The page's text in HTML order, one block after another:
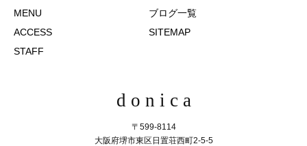
MENU
ACCESS
STAFF
ブログ一覧
SITEMAP
d o n i c a
〒599-8114
大阪府堺市東区日置荘西町2-5-5